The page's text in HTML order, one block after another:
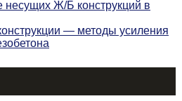
несущих Ж/Б конструкций в
— методы усиления